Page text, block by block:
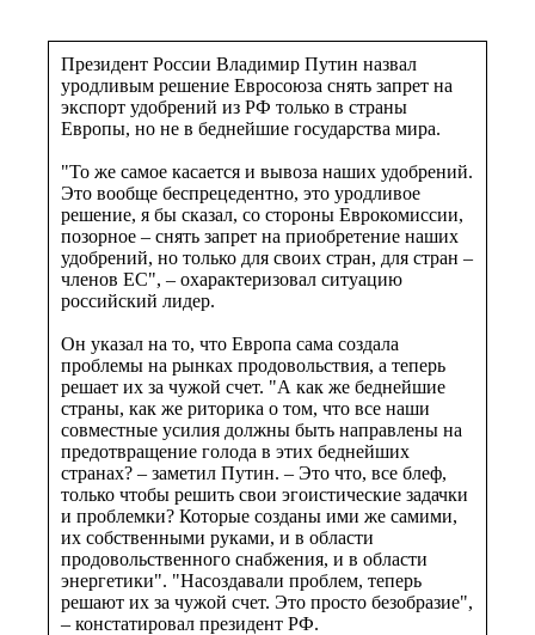
Президент России Владимир Путин назвал
уродливым решение Евросоюза снять запрет на
экспорт удобрений из РФ только в страны
Европы, но не в беднейшие государства мира.
"То же самое касается и вывоза наших удобрений.
Это вообще беспрецедентно, это уродливое
решение, я бы сказал, со стороны Еврокомиссии,
позорное – снять запрет на приобретение наших
удобрений, но только для своих стран, для стран –
членов ЕС", – охарактеризовал ситуацию
российский лидер.
Он указал на то, что Европа сама создала
проблемы на рынках продовольствия, а теперь
решает их за чужой счет. "А как же беднейшие
страны, как же риторика о том, что все наши
совместные усилия должны быть направлены на
предотвращение голода в этих беднейших
странах? – заметил Путин. – Это что, все блеф,
только чтобы решить свои эгоистические задачки
и проблемки? Которые созданы ими же самими,
их собственными руками, и в области
продовольственного снабжения, и в области
энергетики". "Насоздавали проблем, теперь
решают их за чужой счет. Это просто безобразие",
– констатировал президент РФ.